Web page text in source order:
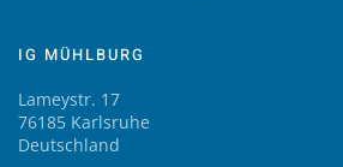
IG MÜHLBURG
Lameystr. 17
76185 Karlsruhe
Deutschland